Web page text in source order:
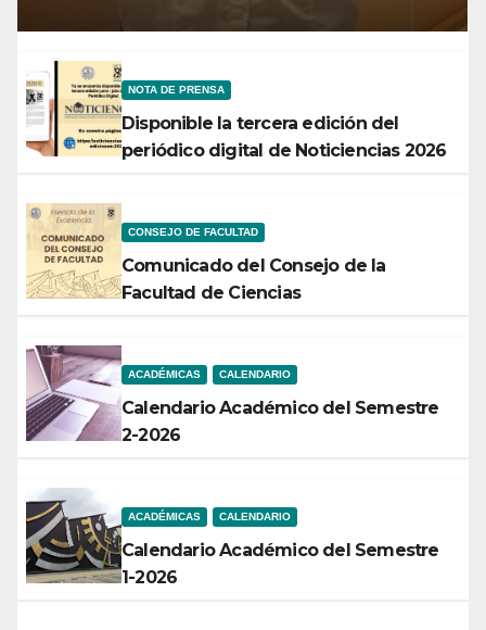
NOTA DE PRENSA
Disponible la tercera edición del
periódico digital de Noticiencias 2026
CONSEJO DE FACULTAD
Comunicado del Consejo de la
Facultad de Ciencias
ACADÉMICAS CALENDARIO
Calendario Académico del Semestre
2-2026
ACADÉMICAS CALENDARIO
Calendario Académico del Semestre
1-2026